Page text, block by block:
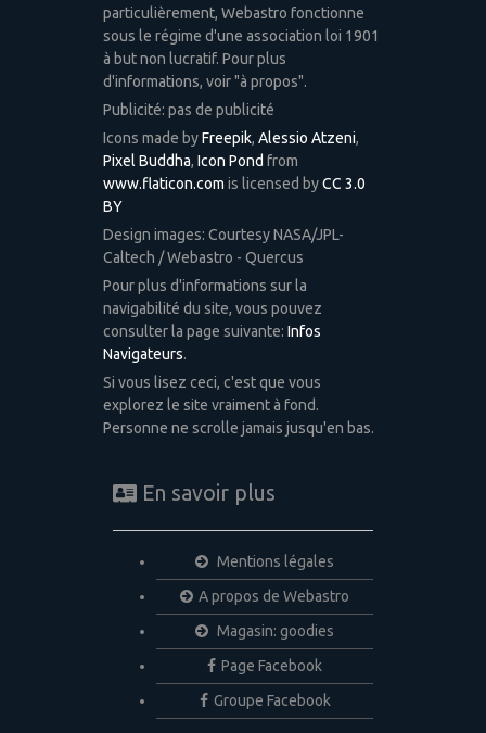
particulièrement, Webastro fonctionne
sous le régime d'une association loi 1901
à but non lucratif. Pour plus
d'informations, voir "à propos".
Publicité: pas de publicité
Icons made byFreepik, Alessio Atzeni,
Pixel Buddha, Icon Pond from
www.flaticon.com is licensed byCC 3.0
BY
Design images: Courtesy NASA/JPL-
Caltech / Webastro - Quercus
Pour plus d'informations sur la
navigabilité du site, vous pouvez
consulter la page suivante: Infos
Navigateurs.
Si vous lisez ceci, c'est que vous
explorez le site vraiment à fond.
Personne ne scrolle jamais jusqu'en bas.
En savoir plus
Mentions légales
A propos de Webastro
Magasin: goodies
Page Facebook
Groupe Facebook